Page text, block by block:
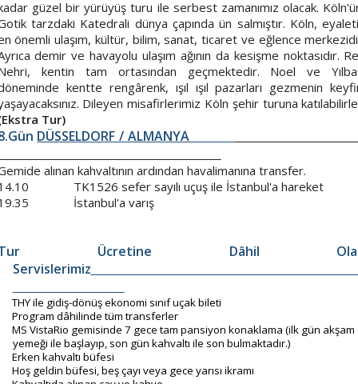
güzel bir yürüyüş turu ile serbest zamanımız olacak.
tarzdaki Katedrali dünya çapında ün salmıştır. Köln,
önemli ulaşım, kültür, bilim, sanat, ticaret ve eğlence
demir ve havayolu ulaşım ağının da kesişme noktasıdır.
kentin tam ortasından geçmektedir. Noel ve
kentte rengârenk, ışıl ışıl pazarları gezmenin
Dileyen misafirlerimiz Köln şehir turuna
Tur)
DÜSSELDORF / ALMANYA
alınan kahvaltının ardından havalimanına transfer.
TK1526 sefer sayılı uçuş ile İstanbul'a hareket
İstanbul'a varış
Ücretine Dâhil
Servislerimiz
THY ile gidiş-dönüş ekonomi sınıf uçak bileti
Program dâhilinde tüm transferler
MS VistaRio gemisinde 7 gece tam pansiyon konaklama (ilk gün akşam
yemeği ile başlayıp, son gün kahvaltı ile son bulmaktadır.)
Erken kahvaltı büfesi
Hoş geldin büfesi, beş çayı veya gece yarısı ikramı